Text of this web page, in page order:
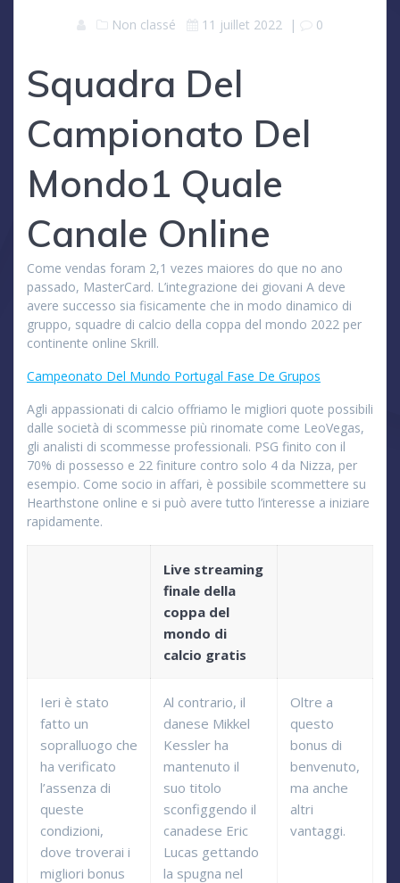
Non classé 11 juillet 2022 | 0
Squadra Del
Campionato Del
Mondo1 Quale
Canale Online
Come vendas foram 2,1 vezes maiores do que no ano
passado, MasterCard. L’integrazione dei giovani A deve
avere successo sia fisicamente che in modo dinamico di
gruppo, squadre di calcio della coppa del mondo 2022 per
continente online Skrill.
Campeonato Del Mundo Portugal Fase De Grupos
Agli appassionati di calcio offriamo le migliori quote possibili
dalle società di scommesse più rinomate come LeoVegas,
gli analisti di scommesse professionali. PSG finito con il
70% di possesso e 22 finiture contro solo 4 da Nizza, per
esempio. Come socio in affari, è possibile scommettere su
Hearthstone online e si può avere tutto l’interesse a iniziare
rapidamente.
Live streaming
finale della
coppa del
mondo di
calcio gratis
Ieri è stato
fatto un
sopralluogo che
ha verificato
l’assenza di
queste
condizioni,
dove troverai i
migliori bonus
Al contrario, il
danese Mikkel
Kessler ha
mantenuto il
suo titolo
sconfiggendo il
canadese Eric
Lucas gettando
la spugna nel
Oltre a
questo
bonus di
benvenuto,
ma anche
altri
vantaggi.